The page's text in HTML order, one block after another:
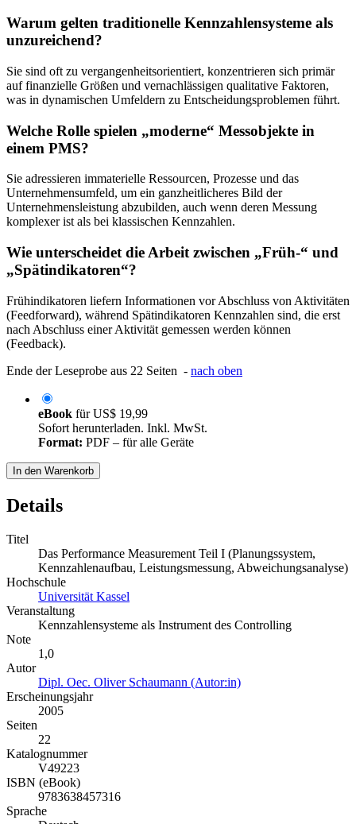
Warum gelten traditionelle Kennzahlensysteme als
unzureichend?
Sie sind oft zu vergangenheitsorientiert, konzentrieren sich primär
auf finanzielle Größen und vernachlässigen qualitative Faktoren,
was in dynamischen Umfeldern zu Entscheidungsproblemen führt.
Welche Rolle spielen „moderne“ Messobjekte in
einem PMS?
Sie adressieren immaterielle Ressourcen, Prozesse und das
Unternehmensumfeld, um ein ganzheitlicheres Bild der
Unternehmensleistung abzubilden, auch wenn deren Messung
komplexer ist als bei klassischen Kennzahlen.
Wie unterscheidet die Arbeit zwischen „Früh-“ und
„Spätindikatoren“?
Frühindikatoren liefern Informationen vor Abschluss von Aktivitäten
(Feedforward), während Spätindikatoren Kennzahlen sind, die erst
nach Abschluss einer Aktivität gemessen werden können
(Feedback).
Ende der Leseprobe aus 22 Seiten - nach oben
eBook fürUS$ 19,99
Sofort herunterladen. Inkl. MwSt.
Format: PDF – für alle Geräte
In den Warenkorb
Details
Titel
Das Performance Measurement Teil I (Planungssystem,
Kennzahlenaufbau, Leistungsmessung, Abweichungsanalyse)
Hochschule
Universität Kassel
Veranstaltung
Kennzahlensysteme als Instrument des Controlling
Note
1,0
Autor
Dipl. Oec. Oliver Schaumann (Autor:in)
Erscheinungsjahr
2005
Seiten
22
Katalognummer
V49223
ISBN (eBook)
9783638457316
Sprache